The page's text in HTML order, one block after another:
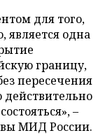
для того,
является одна
границу,
пересечения
действительно
–
МИД России.